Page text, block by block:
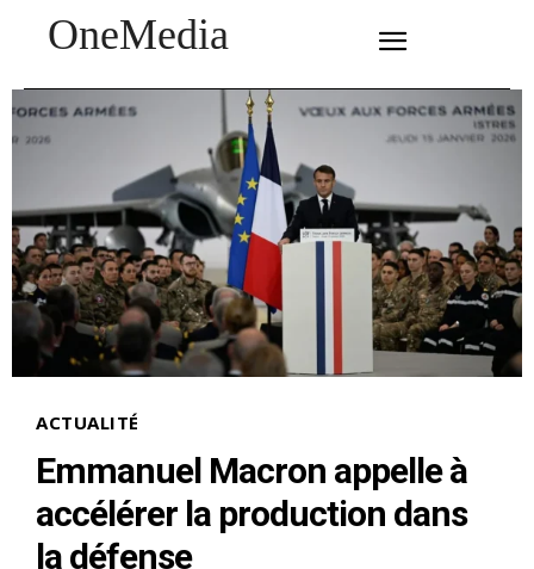
OneMedia
ACTUALITÉ
Emmanuel Macron appelle à
accélérer la production dans
la défense